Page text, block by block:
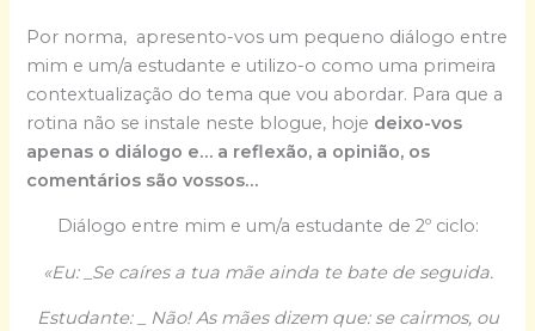
Por norma, apresento-vos um pequeno diálogo entre
mim e um/a estudante e utilizo-o como uma primeira
contextualização do tema que vou abordar. Para que a
rotina não se instale neste blogue, hoje deixo-vos
apenas o diálogo e… a reflexão, a opinião, os
comentários são vossos…
Diálogo entre mim e um/a estudante de 2º ciclo:
«Eu: _Se caíres a tua mãe ainda te bate de seguida.
Estudante: _ Não! As mães dizem que: se cairmos, ou